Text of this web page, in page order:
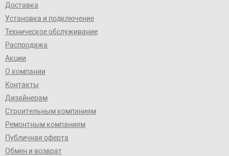
Доставка
Установка и подключение
Техническое обслуживание
Распродажа
Акции
О компании
Контакты
Дизайнерам
Строительным компаниям
Ремонтным компаниям
Публичная оферта
Обмен и возврат